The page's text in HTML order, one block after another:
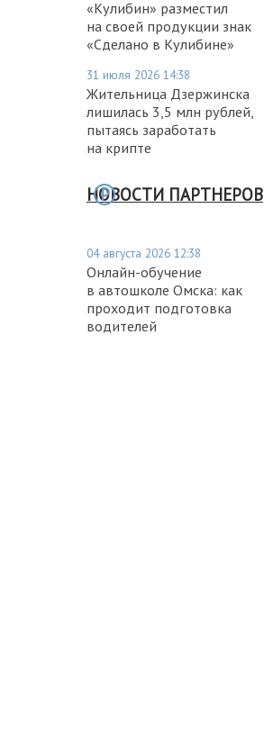
«Кулибин» разместил
на своей продукции знак
«Сделано в Кулибине»
31 июля 2026 14:38
Жительница Дзержинска
лишилась 3,5 млн рублей,
пытаясь заработать
на крипте
НОВОСТИ ПАРТНЕРОВ
04 августа 2026 12:38
Онлайн-обучение
в автошколе Омска: как
проходит подготовка
водителей